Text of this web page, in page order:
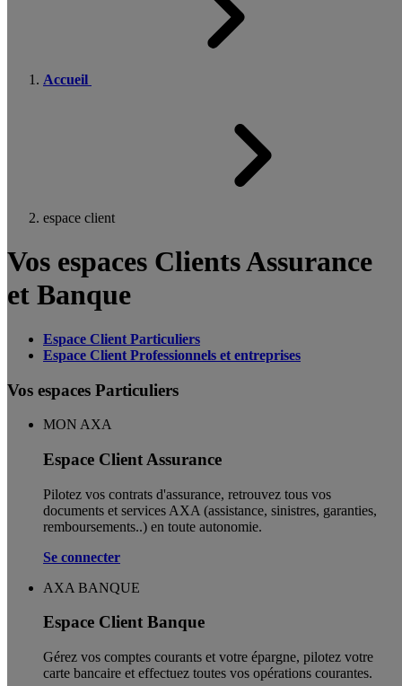
Accueil
espace client
Vos espaces Clients Assurance
et Banque
Espace Client Particuliers
Espace Client Professionnels et entreprises
Vos espaces Particuliers
MON AXA
Espace Client Assurance
Pilotez vos contrats d'assurance, retrouvez tous vos
documents et services AXA (assistance, sinistres, garanties,
remboursements..) en toute autonomie. ​
Se connecter
AXA BANQUE
Espace Client Banque
Gérez vos comptes courants et votre épargne, pilotez votre
carte bancaire et effectuez toutes vos opérations courantes.